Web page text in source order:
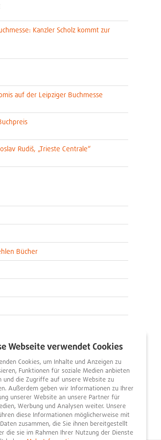
Kanzler Scholz kommt zur
auf der Leipziger Buchmesse
Rudiš, „Trieste Centrale“
Bücher
Webseite verwendet Cookies
Cookies, um Inhalte und Anzeigen zu
Funktionen für soziale Medien anbieten
und die Zugriffe auf unsere Website zu
Außerdem geben wir Informationen zu Ihrer
unserer Website an unsere Partner für
Werbung und Analysen weiter. Unsere
diese Informationen möglicherweise mit
zusammen, die Sie ihnen bereitgestellt
die sie im Rahmen Ihrer Nutzung der Dienste